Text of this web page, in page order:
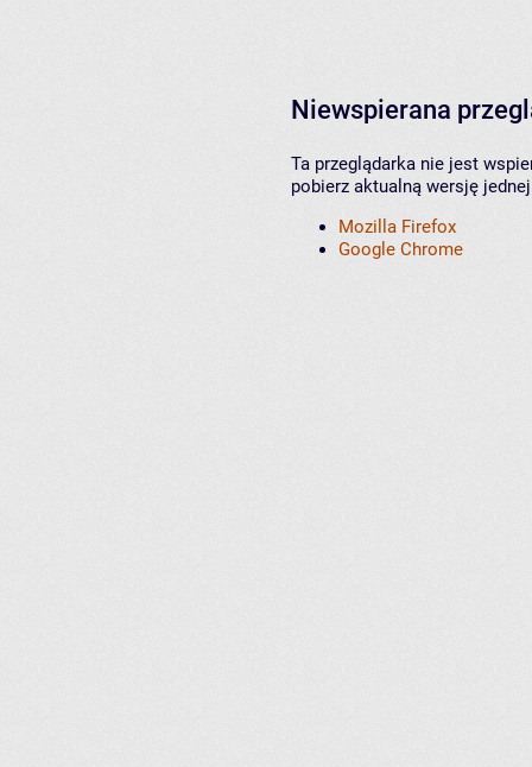
Niewspierana
Ta przeglądarka nie jest
pobierz aktualną wersję
Mozilla Firefox
Google Chrome